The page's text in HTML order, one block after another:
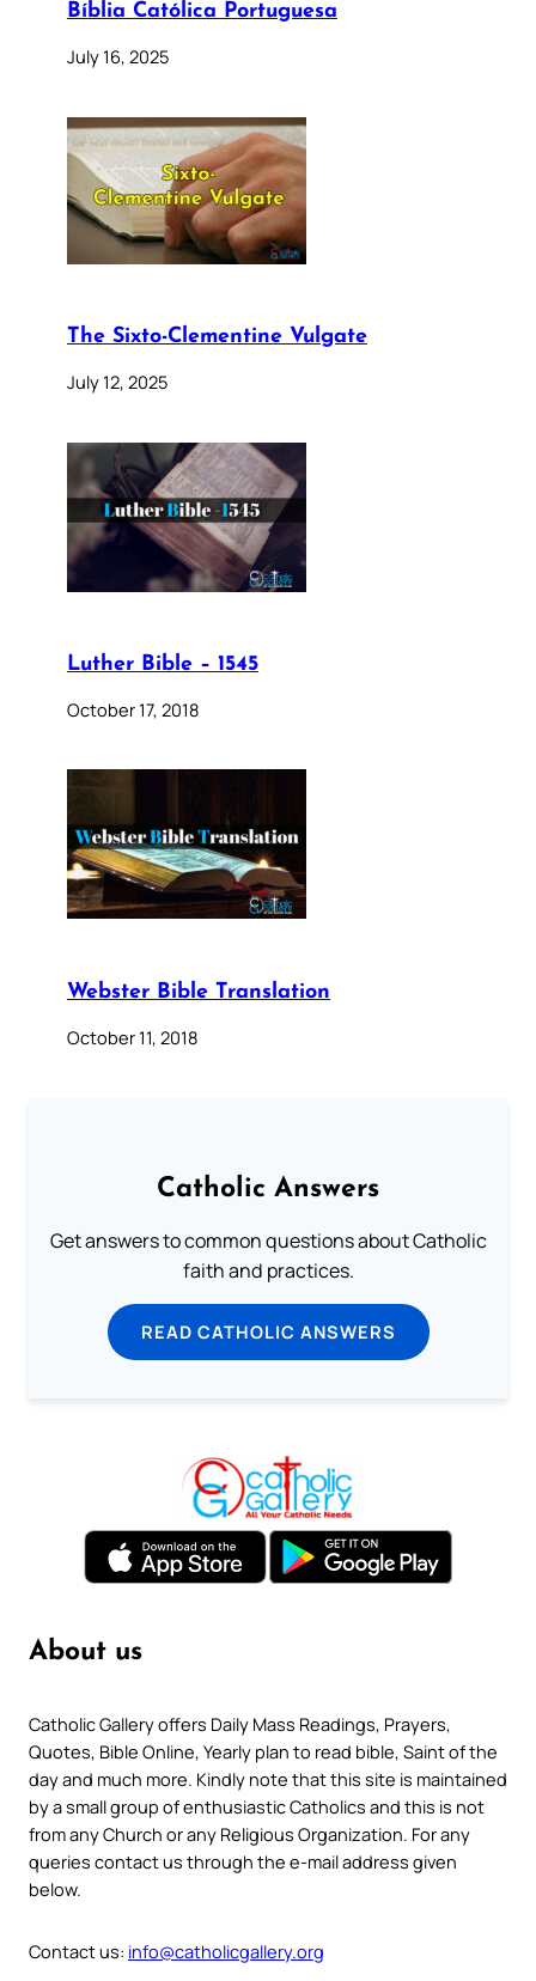
Bíblia Católica Portuguesa
July 16, 2025
The Sixto-Clementine Vulgate
July 12, 2025
Luther Bible – 1545
October 17, 2018
Webster Bible Translation
October 11, 2018
Catholic Answers
Get answers to common questions about Catholic
faith and practices.
READ CATHOLIC ANSWERS
About us
Catholic Gallery offers Daily Mass Readings, Prayers,
Quotes, Bible Online, Yearly plan to read bible, Saint of the
day and much more. Kindly note that this site is maintained
by a small group of enthusiastic Catholics and this is not
from any Church or any Religious Organization. For any
queries contact us through the e-mail address given
below.
Contact us: info@catholicgallery.org